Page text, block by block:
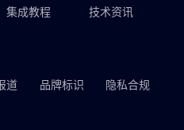
集成教程 技术资讯
道 品牌标识
隐私合规